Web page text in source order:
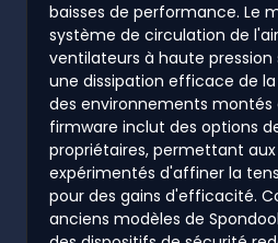
baisses de performance. Le
système de circulation de
ventilateurs à haute
une dissipation efficace de
des environnements montés
firmware inclut des options
propriétaires, permettant
expérimentés d'affiner la
pour des gains d'efficacité.
anciens modèles de